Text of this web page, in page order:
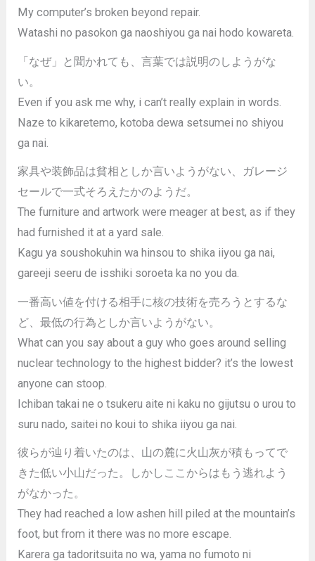
My computer’s broken beyond repair.
Watashi no pasokon ga naoshiyou ga nai hodo kowareta.
「なぜ」と聞かれても、言葉では説明のしようがな
い。
Even if you ask me why, i can’t really explain in words.
Naze to kikaretemo, kotoba dewa setsumei no shiyou
ga nai.
家具や装飾品は貧相としか言いようがない、ガレージ
セールで一式そろえたかのようだ。
The furniture and artwork were meager at best, as if they
had furnished it at a yard sale.
Kagu ya soushokuhin wa hinsou to shika iiyou ga nai,
gareeji seeru de isshiki soroeta ka no you da.
一番高い値を付ける相手に核の技術を売ろうとするな
ど、最低の行為としか言いようがない。
What can you say about a guy who goes around selling
nuclear technology to the highest bidder? it’s the lowest
anyone can stoop.
Ichiban takai ne o tsukeru aite ni kaku no gijutsu o urou to
suru nado, saitei no koui to shika iiyou ga nai.
彼らが辿り着いたのは、山の麓に火山灰が積もってで
きた低い小山だった。しかしここからはもう逃れよう
がなかった。
They had reached a low ashen hill piled at the mountain’s
foot, but from it there was no more escape.
Karera ga tadoritsuita no wa, yama no fumoto ni